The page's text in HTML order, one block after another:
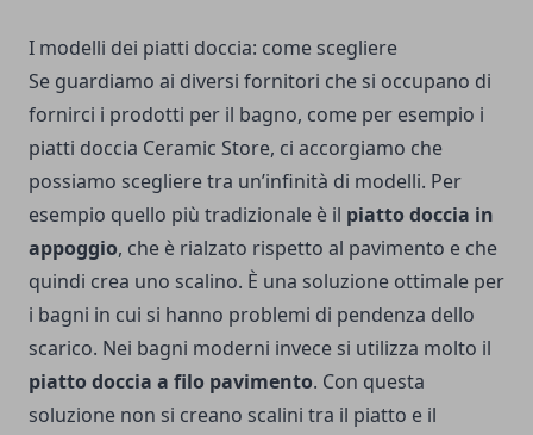
I modelli dei piatti doccia: come scegliere
Se guardiamo ai diversi fornitori che si occupano di
fornirci i prodotti per il bagno, come per esempio i
piatti doccia Ceramic Store, ci accorgiamo che
possiamo scegliere tra un’infinità di modelli. Per
esempio quello più tradizionale è il piatto doccia in
appoggio, che è rialzato rispetto al pavimento e che
quindi crea uno scalino. È una soluzione ottimale per
i bagni in cui si hanno problemi di pendenza dello
scarico. Nei bagni moderni invece si utilizza molto il
piatto doccia a filo pavimento. Con questa
soluzione non si creano scalini tra il piatto e il